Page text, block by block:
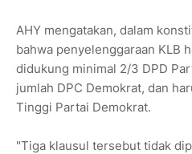
AHY mengatakan, dalam
bahwa penyelenggaraan KLB
didukung minimal 2/3 DPD
jumlah DPC Demokrat, dan
Tinggi Partai Demokrat.
"Tiga klausul tersebut tidak